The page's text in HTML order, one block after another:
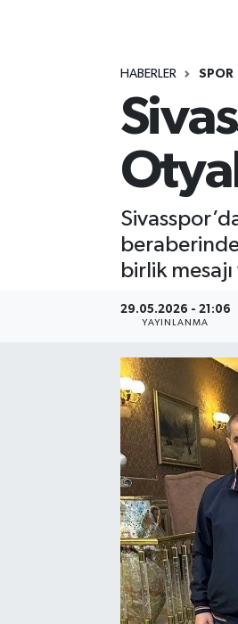
HABERLER SPOR
birlik
29.05.2026 - 21:06
YAYINLANMA
ÖZEL HABER
RESMİ İLANLAR
SOSYAL YARDIMLAR
SPONSORLU YAZI
TEKNOLOJİ